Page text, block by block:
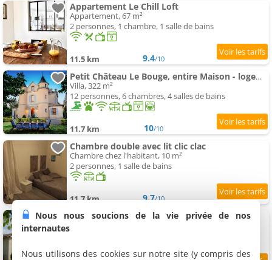
Appartement Le Chill Loft
Appartement, 67 m²
2 personnes, 1 chambre, 1 salle de bains
11.5 km 9.4/10
Petit Château Le Bouge, entire Maison - logement entier
Villa, 322 m²
12 personnes, 6 chambres, 4 salles de bains
11.7 km 10/10
Chambre double avec lit clic clac
Chambre chez l'habitant, 10 m²
2 personnes, 1 salle de bains
11.7 km 9.7/10
Gite Soleil
Nous nous soucions de la vie privée de nos
internautes
Nous utilisons des cookies sur notre site (y compris des